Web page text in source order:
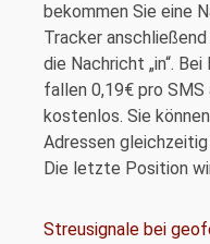
bekommen Sie eine
Tracker
die Nachricht „in“.
fallen 0,19€ pro SMS
kostenlos. Sie
Adressen
Die letzte Position
Streusignale bei